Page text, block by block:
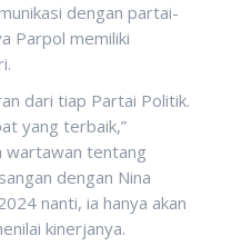
dengan partai-
Parpol memiliki
dari tiap Partai Politik.
yang terbaik,”
wartawan tentang
dengan Nina
nanti, ia hanya akan
kinerjanya.